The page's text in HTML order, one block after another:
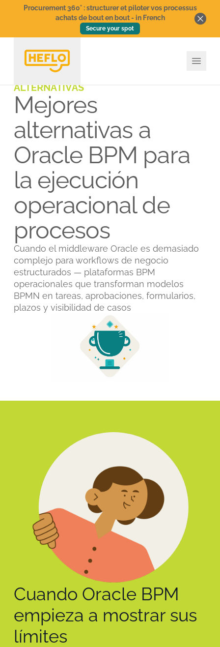
Procurement 360° : structurer et piloter vos processus
achats de bout en bout - in French
Secure your spot
ALTERNATIVAS
Mejores
alternativas a
Oracle BPM para
la ejecución
operacional de
procesos
Cuando el middleware Oracle es demasiado
complejo para workflows de negocio
estructurados — plataformas BPM
operacionales que transforman modelos
BPMN en tareas, aprobaciones, formularios,
plazos y visibilidad de casos
Cuando Oracle BPM
empieza a mostrar sus
límites